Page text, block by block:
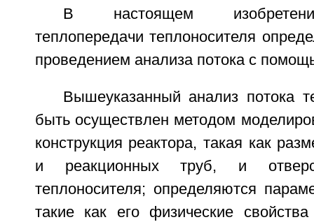
В настоящем
теплопередачи теплоносителя
проведением анализа потока с
Вышеуказанный анализ потока
быть осуществлен методом
конструкция реактора, такая как
и реакционных труб, и
теплоносителя; определяются
такие как его физические